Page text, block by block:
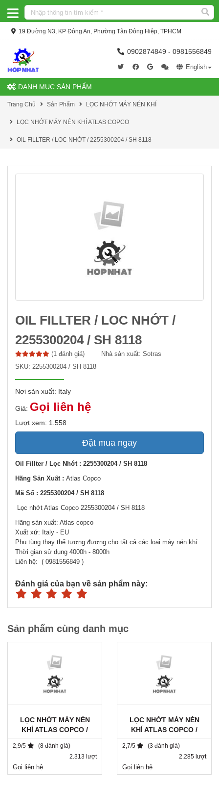
19 Đường N3, KP Đông An, Phường Tân Đông Hiệp, TPHCM
0902874849 - 0981556849
English
DANH MỤC SẢN PHẨM
Trang Chủ Sản Phẩm LỌC NHỚT MÁY NÉN KHÍ
LỌC NHỚT MÁY NÉN KHÍ ATLAS COPCO
OIL FILLTER / LOC NHỚT / 2255300204 / SH 8118
OIL FILLTER / LOC NHỚT /
2255300204 / SH 8118
(1 đánh giá) Nhà sản xuất: Sotras
SKU: 2255300204 / SH 8118
Nơi sản xuất: Italy
Giá: Gọi liên hệ
Lượt xem: 1.558
Đặt mua ngay
Oil Fillter / Lọc Nhớt : 2255300204 / SH 8118
Hãng Sản Xuất : Atlas Copco
Mã Số : 2255300204 / SH 8118
Lọc nhớt Atlas Copco 2255300204 / SH 8118
Hãng sản xuất: Atlas copco
Xuất xứ: Italy - EU
Phụ tùng thay thế tương đương cho tất cả các loại máy nén khí
Thời gian sử dụng 4000h - 8000h
Liên hệ: ( 0981556849 )
Đánh giá của bạn về sản phẩm này:
Sản phẩm cùng danh mục
LỌC NHỚT MÁY NÉN
KHÍ ATLAS COPCO /
1202804090
2,9/5
(8 đánh giá)
2.313 lượt
Gọi liên hệ
LỌC NHỚT MÁY NÉN
KHÍ ATLAS COPCO /
1513033700 / SH 8113
2,7/5
(3 đánh giá)
2.285 lượt
Gọi liên hệ